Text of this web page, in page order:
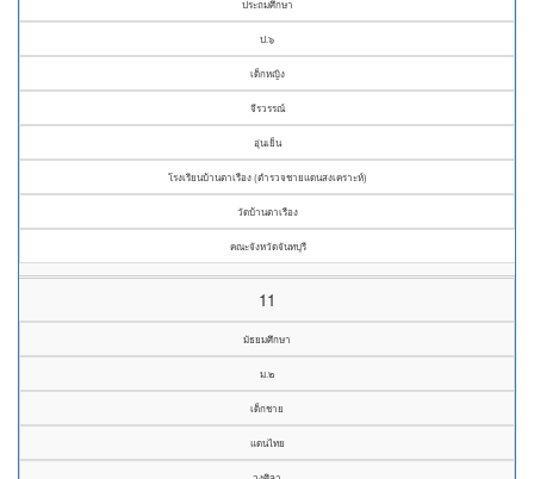
ประถมศึกษา
ป.๖
เด็กหญิง
จีรวรรณ์
อุ่นเย็น
โรงเรียนบ้านตาเรือง (ตำรวจชายแดนสงเคราะห์)
วัดบ้านตาเรือง
คณะจังหวัดจันทบุรี
11
มัธยมศึกษา
ม.๒
เด็กชาย
แดนไทย